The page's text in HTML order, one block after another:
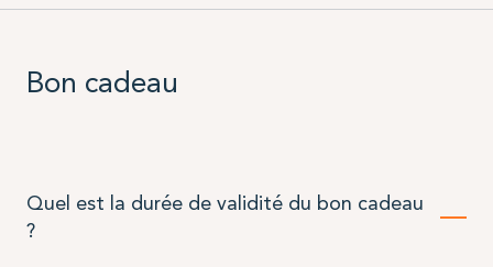
Bon cadeau
Quel est la durée de validité du bon cadeau
?